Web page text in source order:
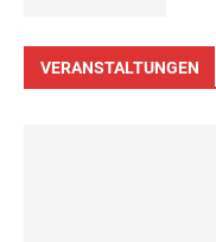
VERANSTALTUNGEN